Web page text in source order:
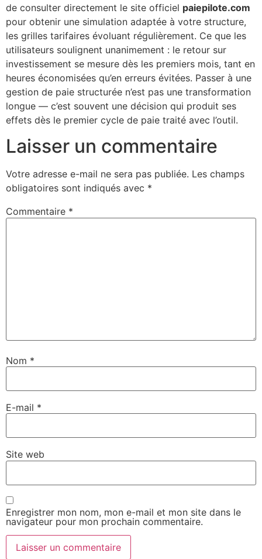
de consulter directement le site officiel paiepilote.com
pour obtenir une simulation adaptée à votre structure,
les grilles tarifaires évoluant régulièrement. Ce que les
utilisateurs soulignent unanimement : le retour sur
investissement se mesure dès les premiers mois, tant en
heures économisées qu’en erreurs évitées. Passer à une
gestion de paie structurée n’est pas une transformation
longue — c’est souvent une décision qui produit ses
effets dès le premier cycle de paie traité avec l’outil.
Laisser un commentaire
Votre adresse e-mail ne sera pas publiée. Les champs
obligatoires sont indiqués avec *
Commentaire *
Nom *
E-mail *
Site web
Enregistrer mon nom, mon e-mail et mon site dans le
navigateur pour mon prochain commentaire.